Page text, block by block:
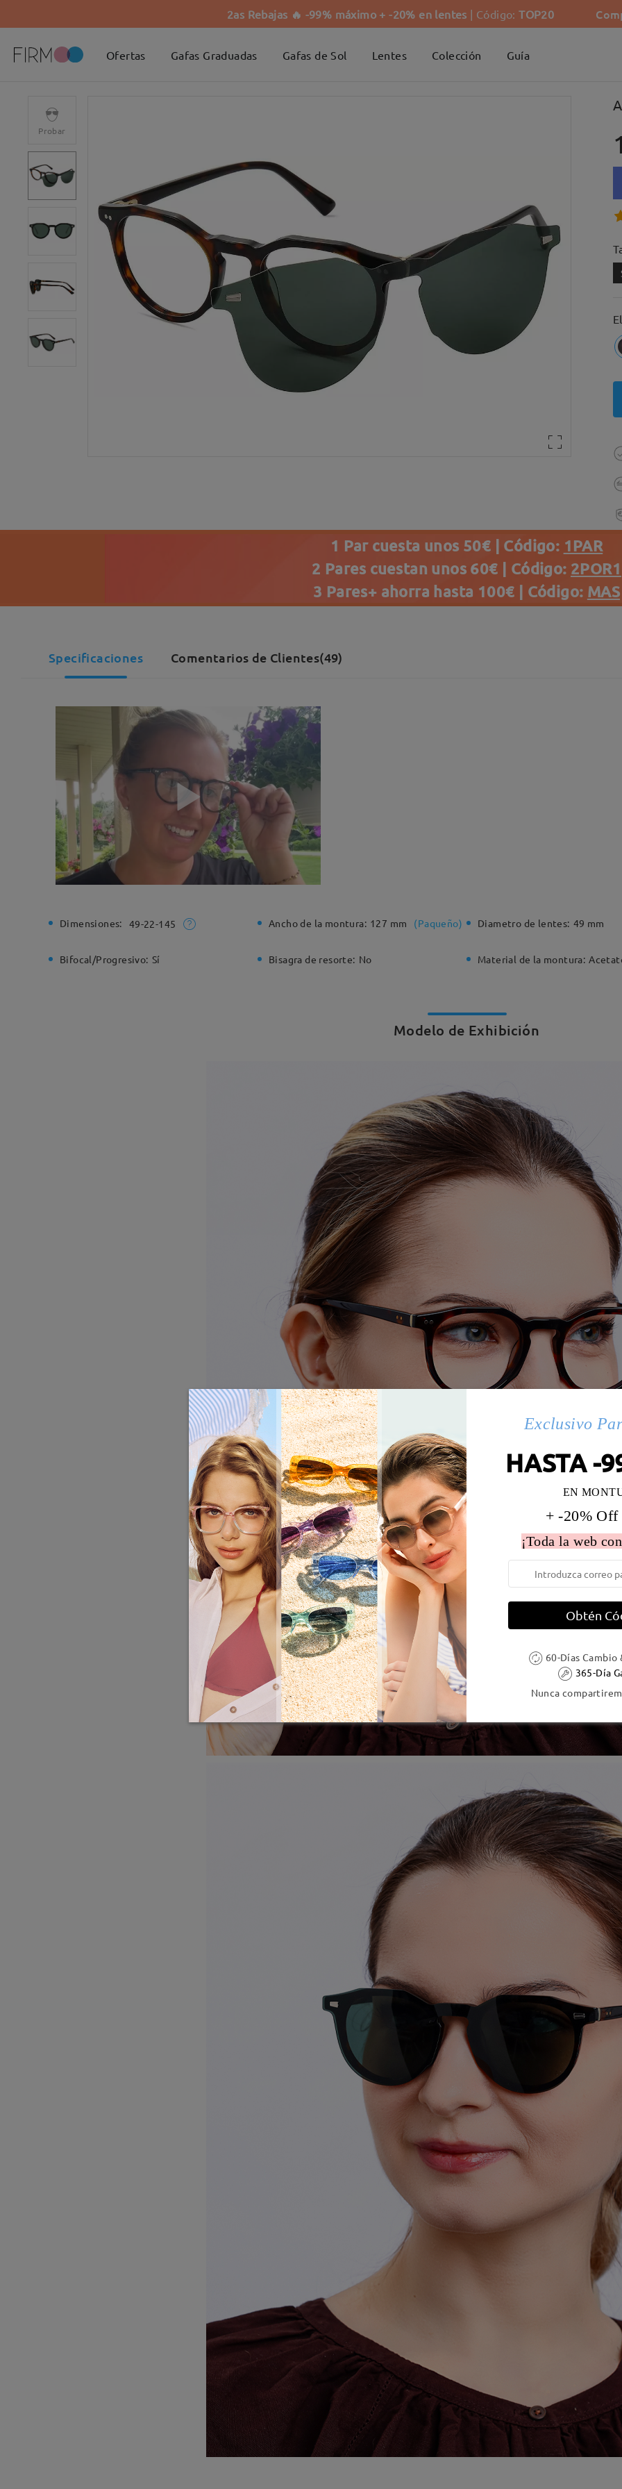
2as Rebajas 🔥 -99% máximo + -20% en lentes | Código:TOP20
Ofertas Gafas Graduadas Gafas de Sol Lentes Colección Guía
Probar
1 Par cuesta unos 50€ | Código: 1PAR
2 Pares cuestan unos 60€ | Código: 2POR1
3 Pares+ ahorra hasta 100€ | Código: MAS
Specificaciones Comentarios de Clientes(49)
Dimensiones: 49-22-145 Ancho de la montura: 127 mm (Paqueño) Diametro de lentes: 49 mm
Bifocal/Progresivo: Sí Bisagra de resorte: No Material de la montura:
Modelo de Exhibición
Exclusivo
HASTA -
EN
+ -20% Off
¡Toda la web
Obtén
60-Días
365-Día
Nunca